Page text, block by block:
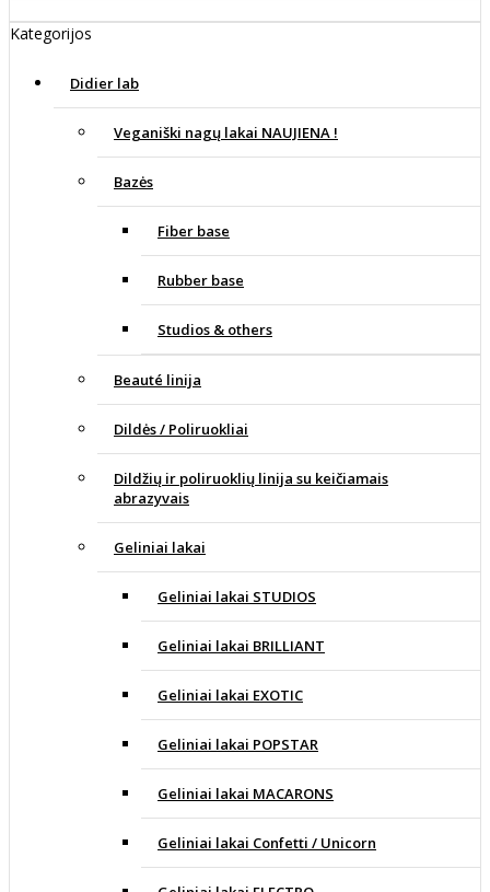
Kategorijos
Didier lab
Veganiški nagų lakai NAUJIENA !
Bazės
Fiber base
Rubber base
Studios & others
Beauté linija
Dildės / Poliruokliai
Dildžių ir poliruoklių linija su keičiamais
abrazyvais
Geliniai lakai
Geliniai lakai STUDIOS
Geliniai lakai BRILLIANT
Geliniai lakai EXOTIC
Geliniai lakai POPSTAR
Geliniai lakai MACARONS
Geliniai lakai Confetti / Unicorn